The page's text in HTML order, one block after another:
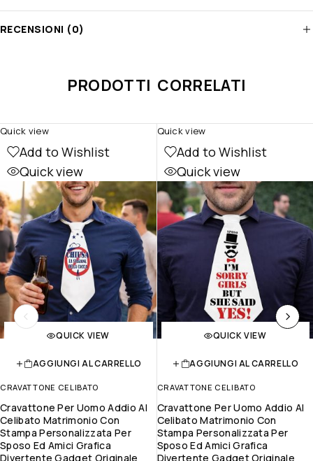
RECENSIONI (0)
PRODOTTI CORRELATI
Add to Wishlist
Quick view
QUICK VIEW
AGGIUNGI AL CARRELLO
CRAVATTONE CELIBATO
Cravattone Per Uomo Addio Al
Celibato Matrimonio Con
Stampa Personalizzata Per
Sposo Ed Amici Grafica
Divertente Gadget Originale
Quick view
Add to Wishlist
Quick view
QUICK VIEW
AGGIUNGI AL CARRELLO
CRAVATTONE CELIBATO
Cravattone Per Uomo Addio Al
Celibato Matrimonio Con
Stampa Personalizzata Per
Sposo Ed Amici Grafica
Divertente Gadget Originale
Quick view